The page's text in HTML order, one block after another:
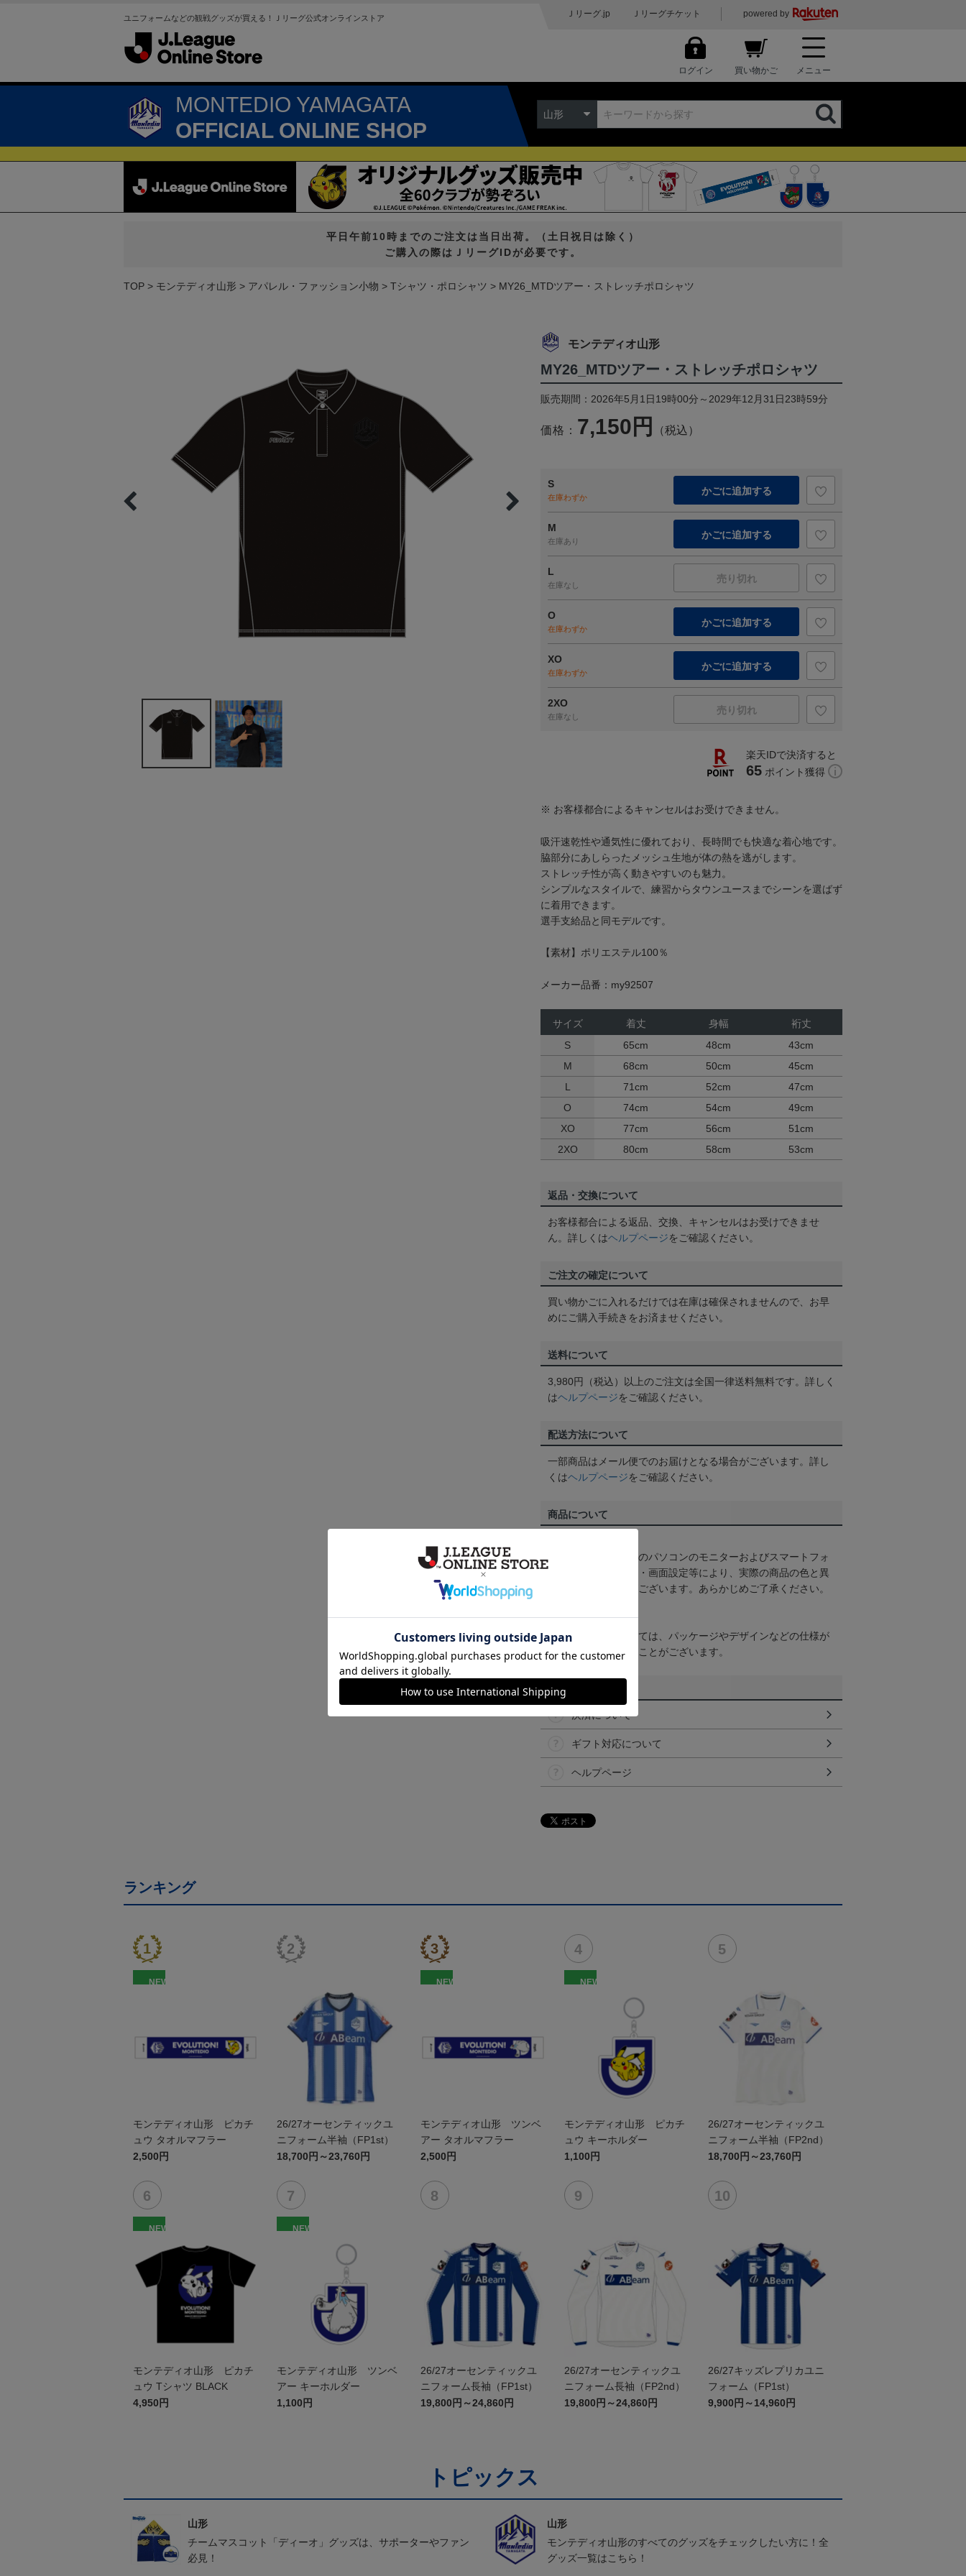
ユニフォームなどの観戦グッズが買える！Ｊリーグ公式オンラインストア Ｊリーグ.jp Ｊリーグチケット powered by
ログイン 買い物かご メニュー
MONTEDIO YAMAGATA
OFFICIAL ONLINE SHOP
山形
平日午前10時までのご注文は当日出荷。（土日祝日は除く）
ご購入の際はＪリーグIDが必要です。
TOP モンテディオ山形 アパレル・ファッション小物 Tシャツ・ポロシャツ MY26_MTDツアー・ストレッチポロシャツ
モンテディオ山形
MY26_MTDツアー・ストレッチポロシャツ
販売期間：2026年5月1日19時00分～2029年12月31日23時59分
価格： 7,150円 （税込）
S
在庫わずか
かごに追加する
M
在庫あり
かごに追加する
L
在庫なし
売り切れ
O
在庫わずか
かごに追加する
XO
在庫わずか
かごに追加する
2XO
在庫なし
売り切れ
楽天IDで決済すると
65 ポイント獲得
※ お客様都合によるキャンセルはお受けできません。
吸汗速乾性や通気性に優れており、長時間でも快適な着心地です。
脇部分にあしらったメッシュ生地が体の熱を逃がします。
ストレッチ性が高く動きやすいのも魅力。
シンプルなスタイルで、練習からタウンユースまでシーンを選ばず
に着用できます。
選手支給品と同モデルです。
【素材】ポリエステル100％
メーカー品番：my92507
サイズ 着丈 身幅
裄丈
S
65cm 48cm
43cm
M
68cm 50cm
45cm
L
71cm 52cm
47cm
O
74cm 54cm
49cm
XO
77cm 56cm
51cm
2XO
80cm 58cm 53cm
返品・交換について
お客様都合による返品、交換、キャンセルはお受けできませ
ん。詳しくはヘルプページをご確認ください。
ご注文の確定について
買い物かごに入れるだけでは在庫は確保されませんので、お早
めにご購入手続きをお済ませください。
送料について
3,980円（税込）以上のご注文は全国一律送料無料です。詳しく
はヘルプページをご確認ください。
配送方法について
一部商品はメール便でのお届けとなる場合がございます。詳し
くはヘルプページをご確認ください。
商品について
商品画像は、お使いのパソコンのモニターおよびスマートフォ
ンのメーカー・機種・画面設定等により、実際の商品の色と異
なって見える場合がございます。あらかじめご了承ください。
【仕様について】
取り扱い商品によっては、パッケージやデザインなどの仕様が
予告なく変更になることがございます。
その他
決済について
ギフト対応について
ヘルプページ
ランキング
NEW
モンテディオ山形 ピカチ
ュウ タオルマフラー
2,500円
26/27オーセンティックユ
ニフォーム半袖（FP1st）
18,700円～23,760円
NEW
モンテディオ山形 ツンベ
アー タオルマフラー
2,500円
NEW
モンテディオ山形 ピカチ
ュウ キーホルダー
1,100円
26/27オーセンティックユ
ニフォーム半袖（FP2nd）
18,700円～23,760円
NEW
モンテディオ山形 ピカチ
ュウ Tシャツ BLACK
4,950円
NEW
モンテディオ山形 ツンベ
アー キーホルダー
1,100円
26/27オーセンティックユ
ニフォーム長袖（FP1st）
19,800円～24,860円
26/27オーセンティックユ
ニフォーム長袖（FP2nd）
19,800円～24,860円
26/27キッズレプリカユニ
フォーム（FP1st）
9,900円～14,960円
トピックス
山形
チームマスコット「ディーオ」グッズは、サポーターやファン
必見！
山形
モンテディオ山形のすべてのグッズをチェックしたい方に！全
グッズ一覧はこちら！